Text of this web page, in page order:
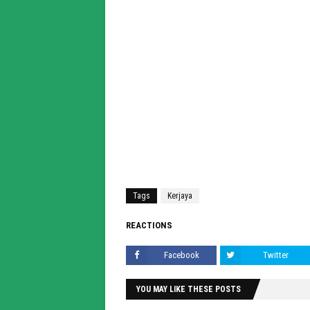
Tags Kerjaya
REACTIONS
Facebook Twitter
YOU MAY LIKE THESE POSTS